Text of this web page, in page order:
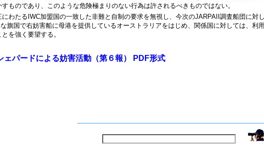
ものであり、このような危険極まりのない行為は許されるべきものではない。
にわたるIWC加盟国の一致した非難と自制の要求を無視し、今次のJARPAII調査船団に
旗国で右妨害船に母港を提供しているオーストラリアをはじめ、関係国に対しては、
を強く要望する。
ェパードによる妨害活動（第６報） PDF形式